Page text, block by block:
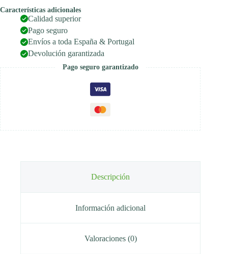
Características adicionales
Calidad superior
Pago seguro
Envíos a toda España & Portugal
Devolución garantizada
Pago seguro garantizado
Descripción
Información adicional
Valoraciones (0)